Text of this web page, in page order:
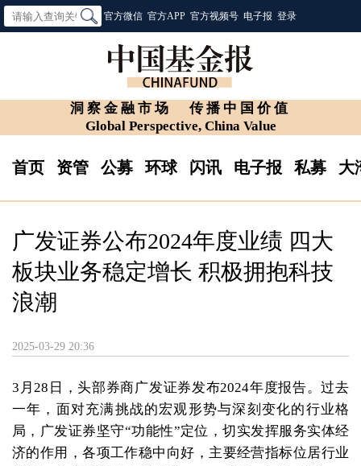
官方微信 官方APP 官方视频号 电子报 登录
洞察金融市场
传播中国价值
Global Perspective, China Value
首页 资管 公募 环球 闪讯 电子报 私募 大
广发证券公布2024年度业绩 四大
板块业务稳定增长 积极拥抱科技
浪潮
2025-03-29 20:36
3月28日，头部券商广发证券发布2024年度报告。过去
一年，面对充满挑战的宏观形势与深刻变化的行业格
局，广发证券坚守“功能性”定位，切实发挥服务实体经
济的作用，各项工作稳中向好，主要经营指标位居行业